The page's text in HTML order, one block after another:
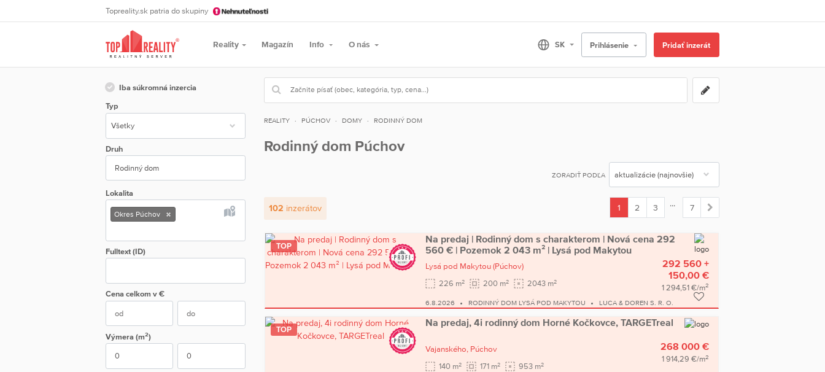
Topreality.sk patria do skupiny
Reality Magazín Info O nás Prihlásenie Pridať inzerát
Iba súkromná inzercia
Typ
Druh
Rodinný dom
Lokalita
Okres Púchov
Fulltext (ID)
Cena celkom v €
Výmera (m2)
REALITY PÚCHOV DOMY RODINNÝ DOM
Rodinný dom Púchov
ZORADIŤ PODĽA
102 inzerátov
1
2 3 ... 7
TOP
Na predaj | Rodinný dom s charakterom | Nová cena 292
560 € | Pozemok 2 043 m² | Lysá pod Makytou
Lysá pod Makytou (Púchov)
226 m2 200 m2 2043 m2
292 560 +
150,00 €
1 294,51 €/m2
6.8.2026 RODINNÝ DOM LYSÁ POD MAKYTOU LUCA & DOREN S. R. O.
TOP
Na predaj, 4i rodinný dom Horné Kočkovce, TARGETreal
Vajanského, Púchov
140 m2 171 m2 953 m2
268 000 €
1 914,29 €/m2